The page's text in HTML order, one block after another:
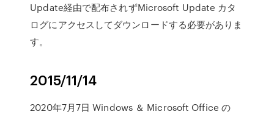
Update経由で配布されずMicrosoft Update カタ
ログにアクセスしてダウンロードする必要がありま
す。
2015/11/14
2020年7月7日 Windows ＆ Microsoft Office の